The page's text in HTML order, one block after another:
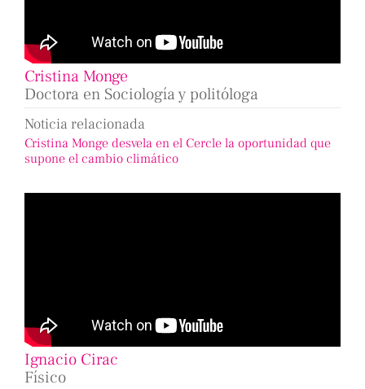
Cristina Monge
Doctora en Sociología y politóloga
Noticia relacionada
Cristina Monge desvela en el Cercle la oportunidad que
supone el cambio climático
Ignacio Cirac
Físico